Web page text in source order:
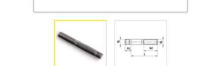
Оснастка и аксессуары для яхт